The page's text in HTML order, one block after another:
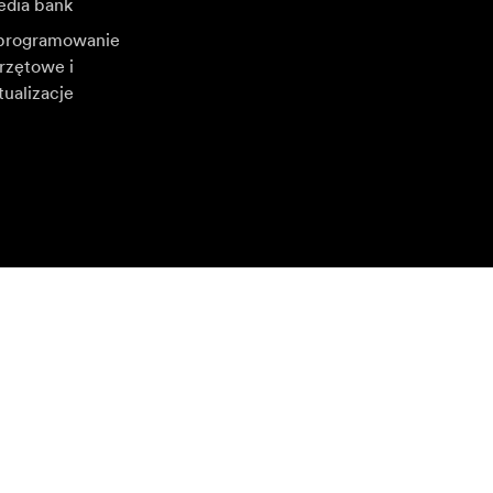
bank
i